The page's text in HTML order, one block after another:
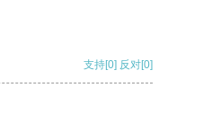
支持[0] 反对[0]